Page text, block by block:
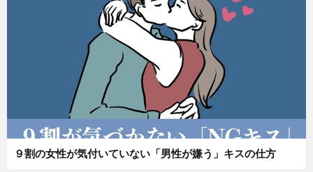
９割の女性が気付いていない「男性が嫌う」キスの仕方